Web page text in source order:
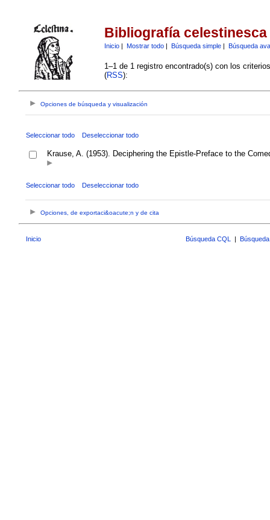
Bibliografía celestinesca
Inicio| Mostrar todo| Búsqueda simple| Búsqueda
1–1 de 1 registro encontrado(s) con los
(RSS):
Opciones de búsqueda y visualización
Seleccionar todo Deseleccionar todo
Krause, A. (1953). Deciphering the Epistle-Preface to the
Seleccionar todo Deseleccionar todo
Opciones, de exportaci&oacute;n y de cita
Inicio Búsqueda CQL |